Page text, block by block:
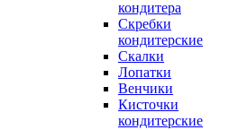
кондитера
Скребки
кондитерские
Скалки
Лопатки
Венчики
Кисточки
кондитерские